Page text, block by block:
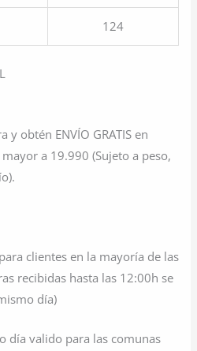
124
obtén ENVÍO GRATIS en
a 19.990 (Sujeto a peso,
clientes en la mayoría de las
recibidas hasta las 12:00h se
día)
día valido para las comunas